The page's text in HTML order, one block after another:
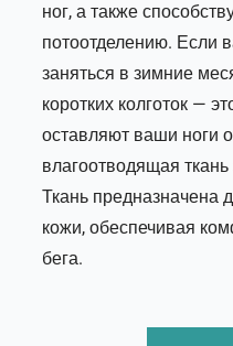
ног, а также
потоотделению. Если
заняться в зимние
коротких колготок —
оставляют ваши
влагоотводящая
Ткань предназначена
кожи, обеспечивая
бега.